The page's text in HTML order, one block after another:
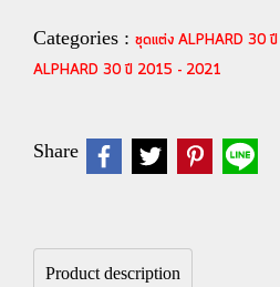
Categories : ชุดแต่ง ALPHARD 30
ALPHARD 30 ปี 2015 - 2021
Share
Product description